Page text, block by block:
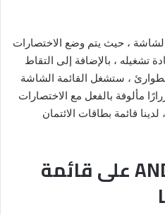
، حيث يتم وضع الاختصارات
تشغيله ، بالإضافة إلى التقاط
، ستشغل القائمة الشاشة
مألوفة بالفعل مع الاختصارات
لدينا قائمة بطاقات الائتمان
يحتوي ANDROID 11 على قائمة